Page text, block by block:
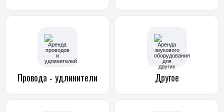
Провода -удлинители Другое